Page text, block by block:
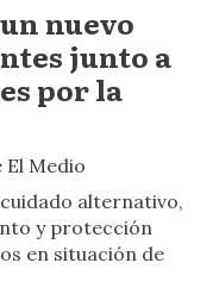
nuevo
junto a
por la
El Medio
alternativo,
y protección
en situación de